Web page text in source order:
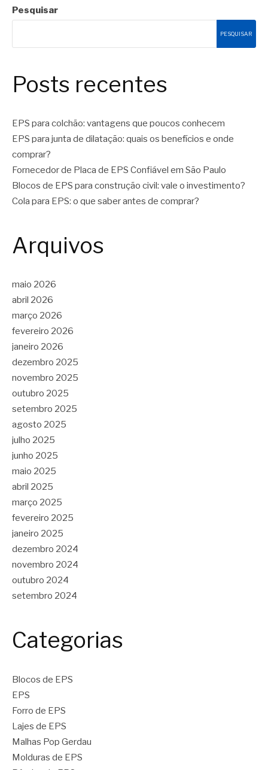
Pesquisar
PESQUISAR
Posts recentes
EPS para colchão: vantagens que poucos conhecem
EPS para junta de dilatação: quais os benefícios e onde
comprar?
Fornecedor de Placa de EPS Confiável em São Paulo
Blocos de EPS para construção civil: vale o investimento?
Cola para EPS: o que saber antes de comprar?
Arquivos
maio 2026
abril 2026
março 2026
fevereiro 2026
janeiro 2026
dezembro 2025
novembro 2025
outubro 2025
setembro 2025
agosto 2025
julho 2025
junho 2025
maio 2025
abril 2025
março 2025
fevereiro 2025
janeiro 2025
dezembro 2024
novembro 2024
outubro 2024
setembro 2024
Categorias
Blocos de EPS
EPS
Forro de EPS
Lajes de EPS
Malhas Pop Gerdau
Molduras de EPS